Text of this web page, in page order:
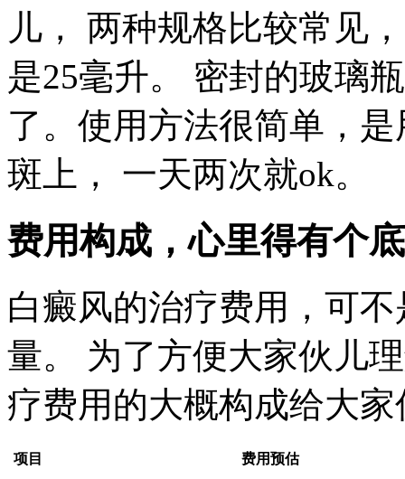
儿， 两种规格比较常见
是25毫升。 密封的玻璃
了。使用方法很简单，
斑上， 一天两次就ok。
费用构成，心里得有个底
白癜风的治疗费用，可
量。 为了方便大家伙儿
疗费用的大概构成给大
项目
费用预估